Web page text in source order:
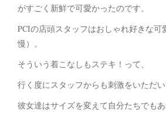
がすごく新鮮で可愛かったのです。
PCIの店頭スタッフはおしゃれ好きな可
慢）。
そういう着こなしもステキ！って、
行く度にスタッフからも刺激をいただい
彼女達はサイズを変えて自分たちでもあ